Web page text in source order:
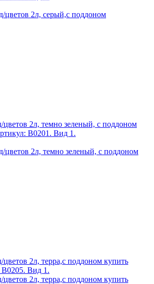
2л, серый,с поддоном
2л, темно зеленый, с поддоном